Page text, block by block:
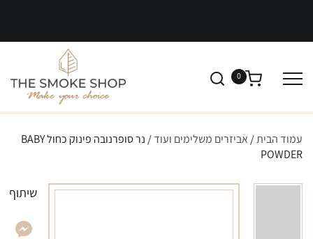
0
עמוד הבית/ אביזרים משלימים ועוד
/ נר סופרנובה פינוק כחול BABY
POWDER
שיתוף